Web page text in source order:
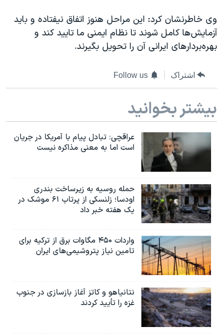
چهل سال گروگان‌گیری
قانون شفافیت دارائی کادر رهبری ایران
نرگس محمدی برنده جایزه نوبل صلح
همایش محافظه‌کاران آمریکا «سی‌پک»
صفحه‌های ویژه
سفر پرزیدنت ترامپ به چین
وی خاطرنشان کرد: این مراحل هنوز اتفاق نیفتاده و باید
آزمایش‌ها کامل شوند تا نظام ایمنی ما تایید کند و
بهره‌بردارهای ایرانی آن را تحویل بگیرند.
اشتراک Follow us
بیشتر بخوانید
عراقچی: تبادل پیام با آمریکا در جریان
است اما به معنی مذاکره نیست
حمله روسیه به زیرساخت بندری
اودسا؛ زلنسکی از پرتاب ۶۱ موشک در
یک هفته خبر داد
واردات ۴۵۰ مگاوات برق از ترکیه برای
تامین نیاز پتروشیمی‌های ایران
نتانیاهو و کاتز آغاز بازسازی در جنوب
غزه را تأیید کردند